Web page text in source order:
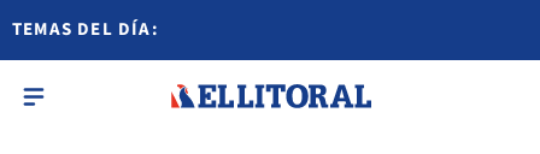
TEMAS DEL DÍA: